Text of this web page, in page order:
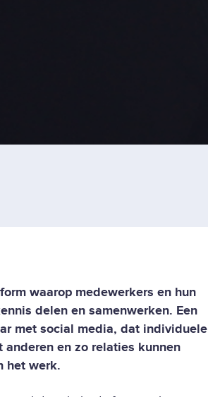
waarop medewerkers en hun
delen en samenwerken. Een
met social media, dat individuele
en zo relaties kunnen
het werk.